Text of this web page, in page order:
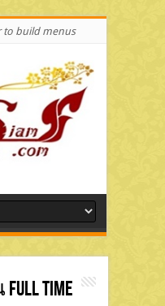
to build menus
Time